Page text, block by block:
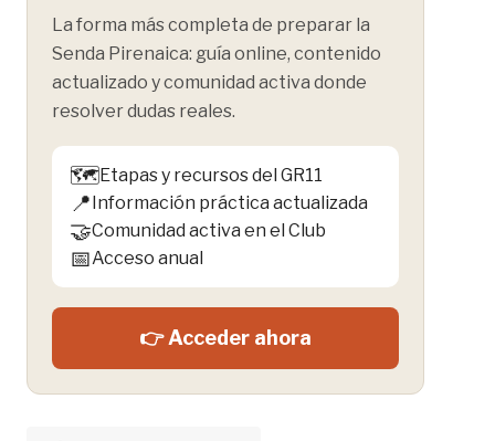
La forma más completa de preparar la
Senda Pirenaica: guía online, contenido
actualizado y comunidad activa donde
resolver dudas reales.
🗺️Etapas y recursos del GR11
📍Información práctica actualizada
🤝Comunidad activa en el Club
📅Acceso anual
👉 Acceder ahora